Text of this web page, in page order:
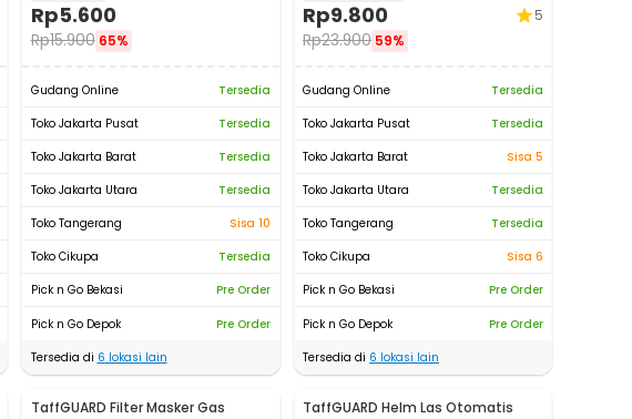
Rp5.600
Rp15.900 65%
Gudang Online
Tersedia
Toko Jakarta Pusat
Tersedia
Toko Jakarta Barat
Tersedia
Toko Jakarta Utara
Tersedia
Toko Tangerang
Sisa 10
Toko Cikupa
Tersedia
Pick n Go Bekasi
Pre Order
Pick n Go Depok
Pre Order
Tersedia di 6 lokasi lain
Rp9.800
Rp23.900 59%
5
Gudang Online
Tersedia
Toko Jakarta Pusat
Tersedia
Toko Jakarta Barat
Sisa 5
Toko Jakarta Utara
Tersedia
Toko Tangerang
Tersedia
Toko Cikupa
Sisa 6
Pick n Go Bekasi
Pre Order
Pick n Go Depok
Pre Order
Tersedia di 6 lokasi lain
TaffGUARD Filter Masker Gas
TaffGUARD Helm Las Otomatis